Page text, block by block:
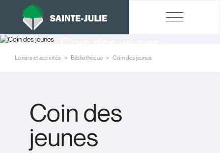
Loisirs et activités Bibliothèque Coin des jeunes
Coin des
jeunes